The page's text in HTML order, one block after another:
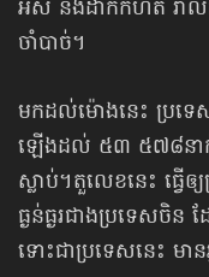
អស់ និងដាក់កំហិត រាល់ក
ចាំបាច់។
មកដល់ម៉ោងនេះ ប្រទេ
ឡើងដល់ ៥៣ ៥៧៨នាក់
ស្លាប់។តួលេខនេះ ធ្វើឲ្
ធ្ងន់ធ្ងរជាងប្រទេសចិ
ទោះជាប្រទេសនេះ ម